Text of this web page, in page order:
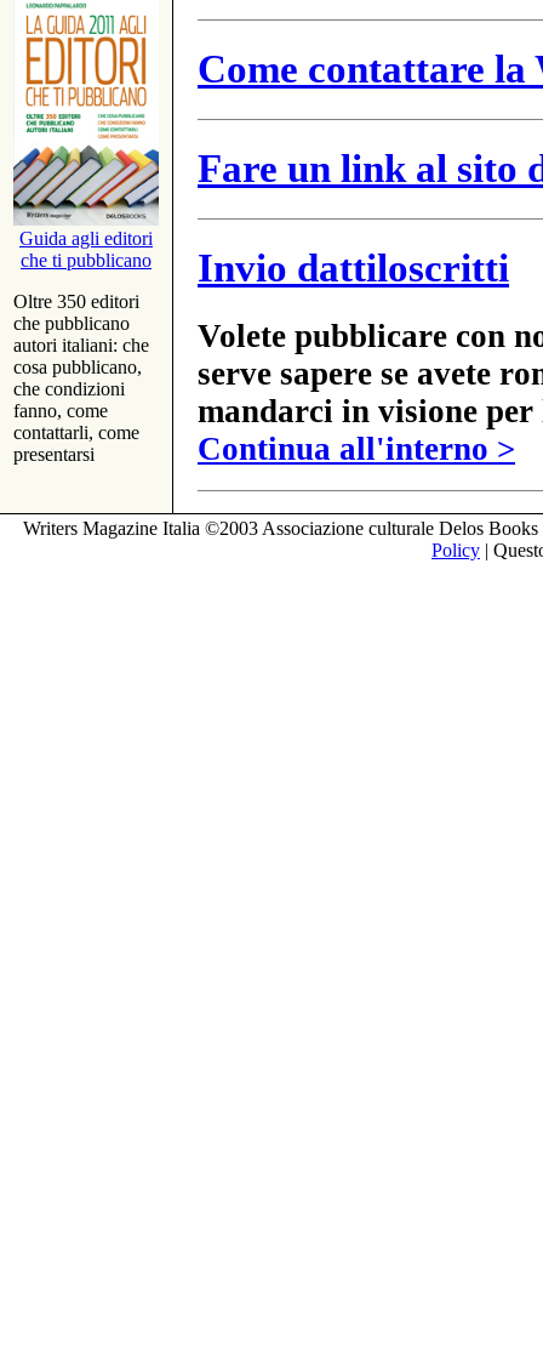
Guida agli editori
che ti pubblicano
Oltre 350 editori
che pubblicano
autori italiani: che
cosa pubblicano,
che condizioni
fanno, come
contattarli, come
presentarsi
Come contattare
Fare un link al sito
Invio dattiloscritti
Volete pubblicare con
serve sapere se avete
mandarci in visione
Continua all'interno >
Writers Magazine Italia ©2003 Associazione culturale Delos
Policy |